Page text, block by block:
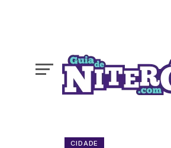
CIDADE